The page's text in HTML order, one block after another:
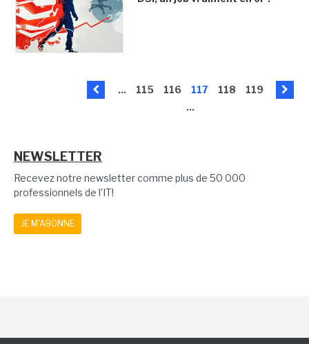
... 115 116 117 118
119
...
NEWSLETTER
Recevez notre newsletter comme plus de 50 000
professionnels de l'IT!
JE M'ABONNE